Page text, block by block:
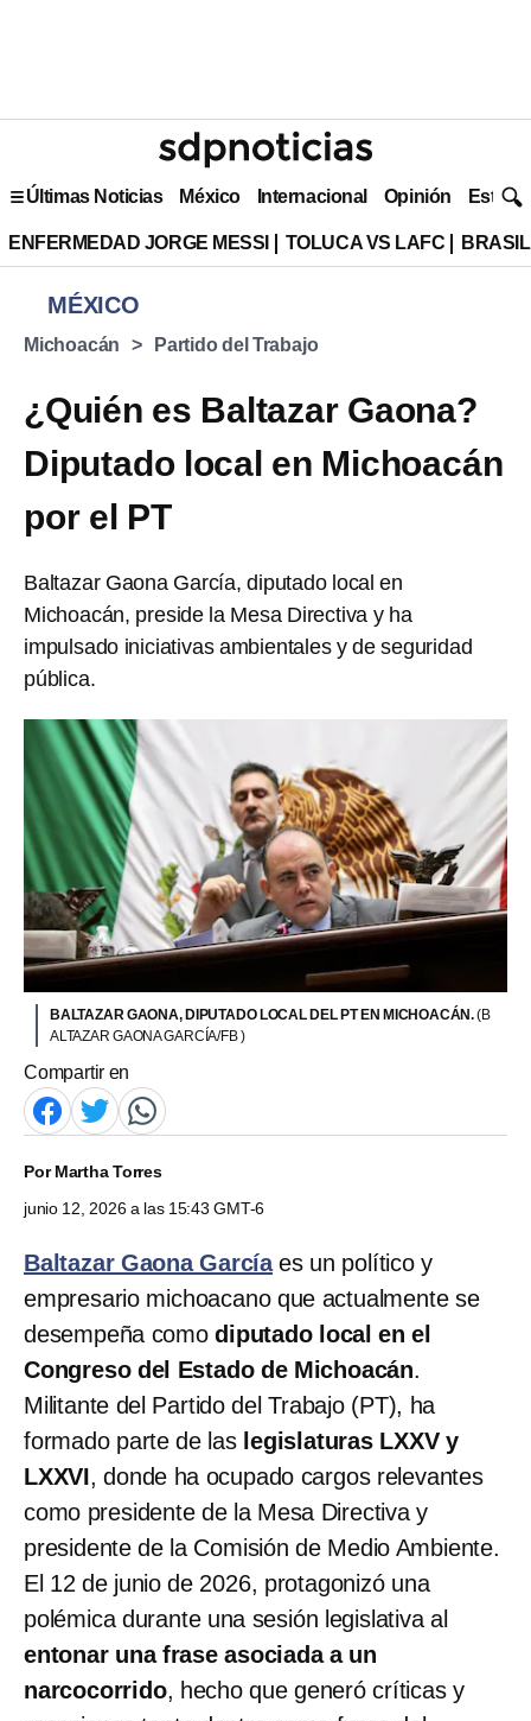
Últimas Noticias México Internacional Opinión Estilo
ENFERMEDAD JORGE MESSI TOLUCA VS LAFC
MÉXICO
Michoacán Partido del Trabajo
¿Quién es Baltazar Gaona?
Diputado local en Michoacán
por el PT
Baltazar Gaona García, diputado local en
Michoacán, preside la Mesa Directiva y ha
impulsado iniciativas ambientales y de seguridad
pública.
BALTAZAR GAONA, DIPUTADO LOCAL DEL PT EN MICHOACÁN.(B
ALTAZAR GAONA GARCÍA/FB )
Compartir en
PorMartha Torres
junio 12, 2026 a las 15:43 GMT-6
Baltazar Gaona Garcíaes un político y
empresario michoacano que actualmente se
desempeña comodiputado local en el
Congreso del Estado de Michoacán.
Militante del Partido del Trabajo (PT), ha
formado parte de las legislaturas LXXV y
LXXVI, donde ha ocupado cargos relevantes
como presidente de la Mesa Directiva y
presidente de la Comisión de Medio Ambiente.
El 12 de junio de 2026, protagonizó una
polémica durante una sesión legislativa al
entonar una frase asociada a un
narcocorrido, hecho que generó críticas y